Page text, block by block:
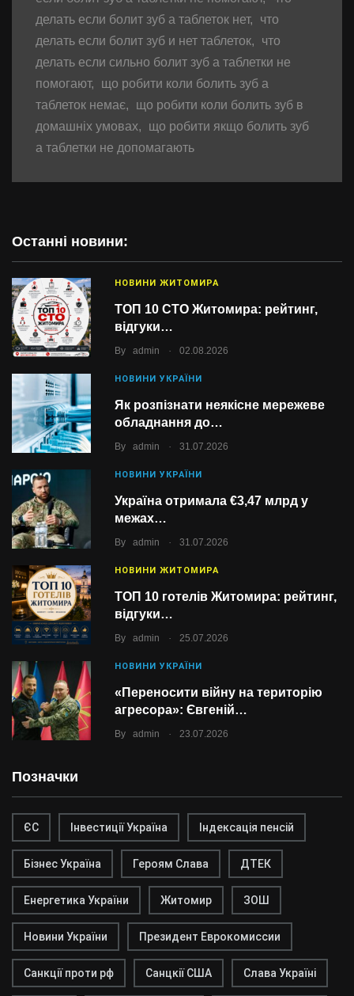
Останні новини:
НОВИНИ ЖИТОМИРА
ТОП 10 СТО Житомира: рейтинг,
відгуки…
By admin . 02.08.2026
НОВИНИ УКРАЇНИ
Як розпізнати неякісне мережеве
обладнання до…
By admin . 31.07.2026
НОВИНИ УКРАЇНИ
Україна отримала €3,47 млрд у
межах…
By admin . 31.07.2026
НОВИНИ ЖИТОМИРА
ТОП 10 готелів Житомира: рейтинг,
відгуки…
By admin . 25.07.2026
НОВИНИ УКРАЇНИ
«Переносити війну на територію
агресора»: Євгеній…
By admin . 23.07.2026
Позначки
ЄС Інвестиції Україна Індексація пенсій
Бізнес Україна Героям Слава ДТЕК
Енергетика України Житомир ЗОШ
Новини України Президент Еврокомиссии
Санкції проти рф Санцкії США Слава Україні
делать если болит зуб а таблеток нет,
что
делать если болит зуб и нет таблеток,
что
делать если сильно болит зуб а таблетки не
помогают,
що робити коли болить зуб а
таблеток немає,
що робити коли болить зуб в
домашніх умовах,
що робити якщо болить зуб
а таблетки не допомагають